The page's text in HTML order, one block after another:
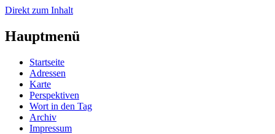
Direkt zum Inhalt
Hauptmenü
Startseite
Adressen
Karte
Perspektiven
Wort in den Tag
Archiv
Impressum